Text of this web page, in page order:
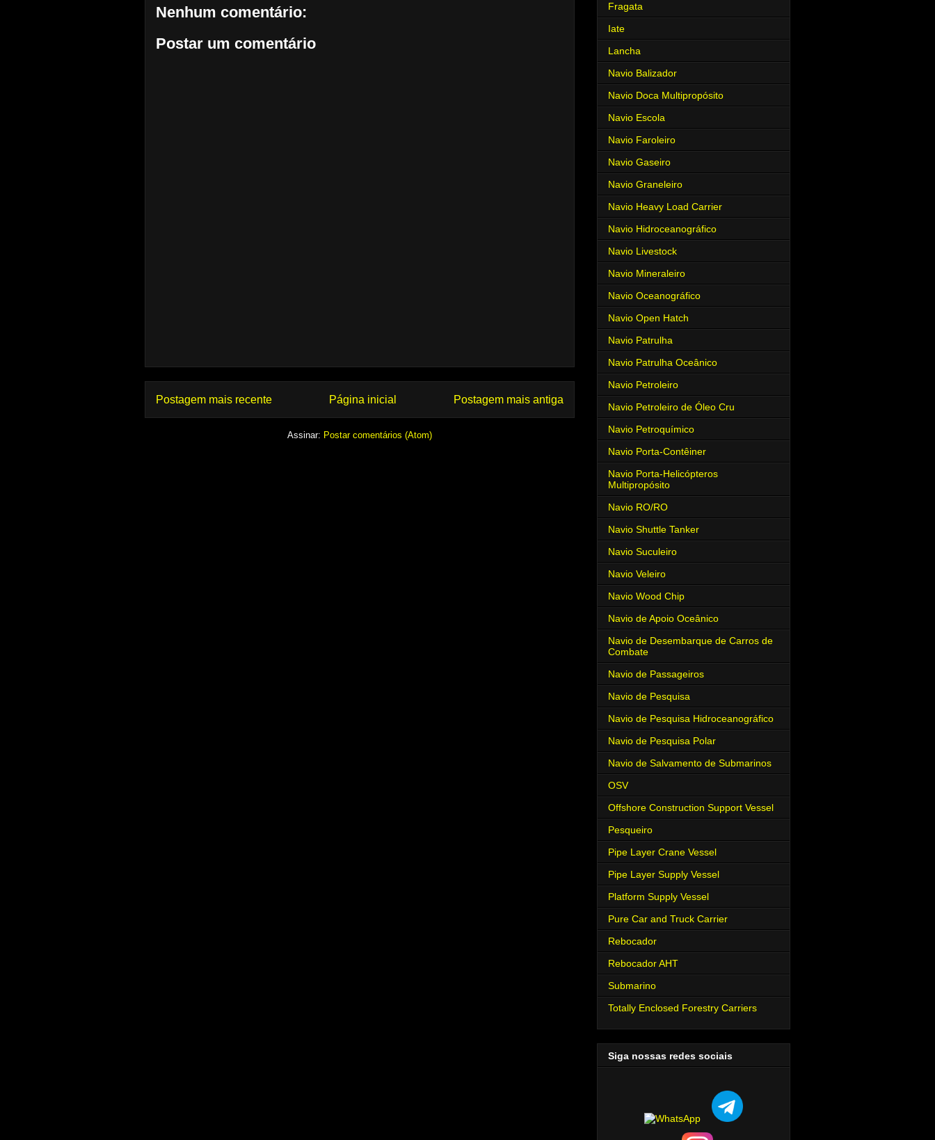
Nenhum comentário:
Postar um comentário
Postagem mais recente Postagem mais antiga
Página inicial
Assinar: Postar comentários (Atom)
Fragata
Iate
Lancha
Navio Balizador
Navio Doca Multipropósito
Navio Escola
Navio Faroleiro
Navio Gaseiro
Navio Graneleiro
Navio Heavy Load Carrier
Navio Hidroceanográfico
Navio Livestock
Navio Mineraleiro
Navio Oceanográfico
Navio Open Hatch
Navio Patrulha
Navio Patrulha Oceânico
Navio Petroleiro
Navio Petroleiro de Óleo Cru
Navio Petroquímico
Navio Porta-Contêiner
Navio Porta-Helicópteros
Multipropósito
Navio RO/RO
Navio Shuttle Tanker
Navio Suculeiro
Navio Veleiro
Navio Wood Chip
Navio de Apoio Oceânico
Navio de Desembarque de Carros de
Combate
Navio de Passageiros
Navio de Pesquisa
Navio de Pesquisa Hidroceanográfico
Navio de Pesquisa Polar
Navio de Salvamento de Submarinos
OSV
Offshore Construction Support Vessel
Pesqueiro
Pipe Layer Crane Vessel
Pipe Layer Supply Vessel
Platform Supply Vessel
Pure Car and Truck Carrier
Rebocador
Rebocador AHT
Submarino
Totally Enclosed Forestry Carriers
Siga nossas redes sociais